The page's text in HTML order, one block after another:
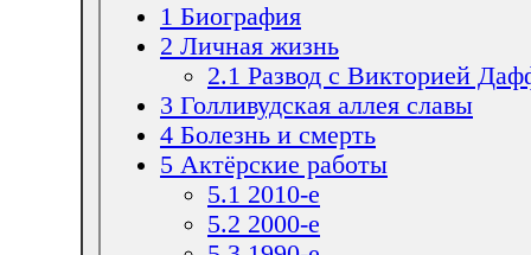
1 Биография
2 Личная жизнь
2.1 Развод с Викторией
3 Голливудская аллея славы
4 Болезнь и смерть
5 Актёрские работы
5.1 2010-е
5.2 2000-е